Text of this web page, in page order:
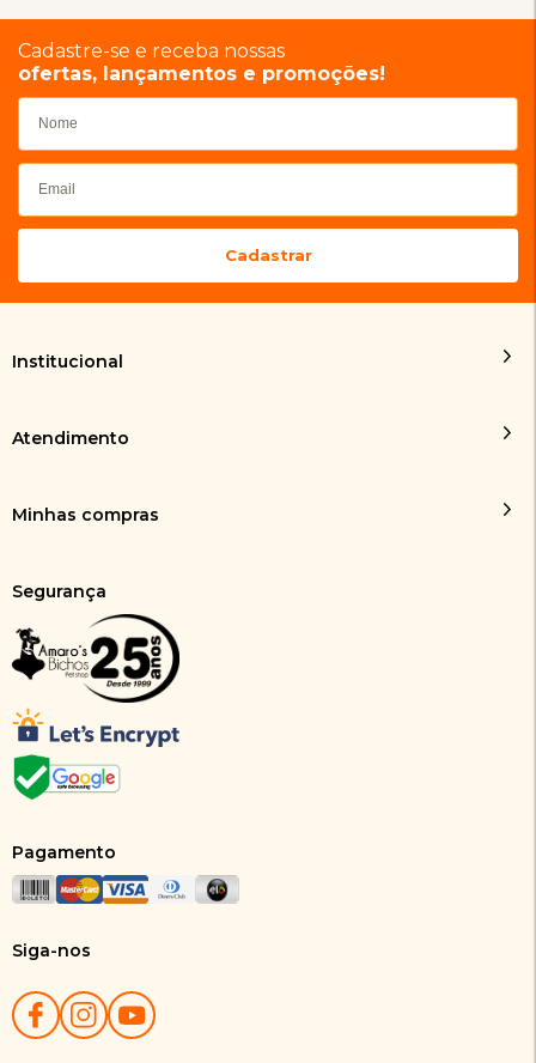
Cadastre-se e receba nossas
ofertas, lançamentos e promoções!
Institucional
Atendimento
Minhas compras
Segurança
Pagamento
Siga-nos